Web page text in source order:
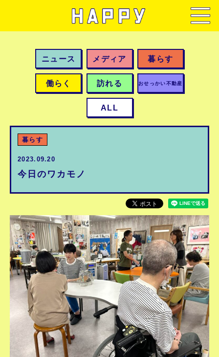
ニュース メディア 暮らす
働らく 訪れる おせっかい不動産
ALL
暮らす
2023.09.20
今日のワカモノ